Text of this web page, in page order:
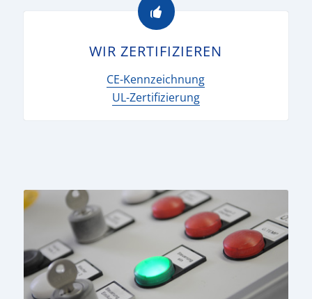
WIR ZERTIFIZIEREN
CE-Kennzeichnung
UL-Zertifizierung